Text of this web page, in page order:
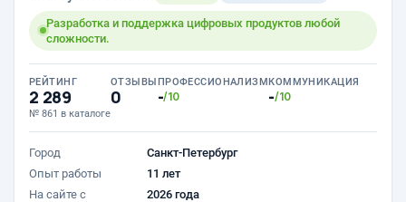
Разработка и поддержка цифровых продуктов любой
сложности.
РЕЙТИНГ
2 289
№ 861 в каталоге
ОТЗЫВЫ
0
ПРОФЕССИОНАЛИЗМ
-/10
КОММУНИКАЦИЯ
-/10
Город
Санкт-Петербург
Опыт работы
11 лет
На сайте с
2026 года